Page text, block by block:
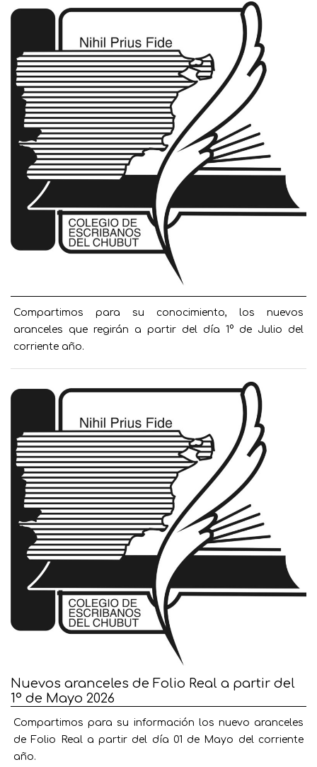
Compartimos para su conocimiento, los nuevos
aranceles que regirán a partir del día 1° de Julio del
corriente año.
Nuevos aranceles de Folio Real a partir del
1° de Mayo 2026
Compartimos para su información los nuevo aranceles
de Folio Real a partir del día 01 de Mayo del corriente
año.